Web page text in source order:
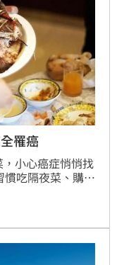
罹癌
小心癌症悄悄找
吃隔夜菜、購買
癌，她在病床上